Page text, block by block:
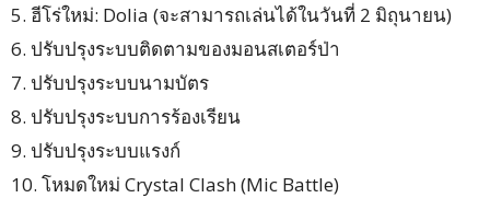
5. ฮีโร่ใหม่: Dolia (จะสามารถเล่นได้ในวันที่ 2 มิถุนายน)
6. ปรับปรุงระบบติดตามของมอนสเตอร์ป่า
7. ปรับปรุงระบบนามบัตร
8. ปรับปรุงระบบการร้องเรียน
9. ปรับปรุงระบบแรงก์
10. โหมดใหม่ Crystal Clash (Mic Battle)